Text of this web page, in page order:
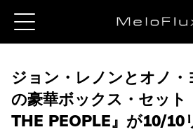
ジョン・レノンとオノ・
の豪華ボックス・セット
THE PEOPLE』が10/10